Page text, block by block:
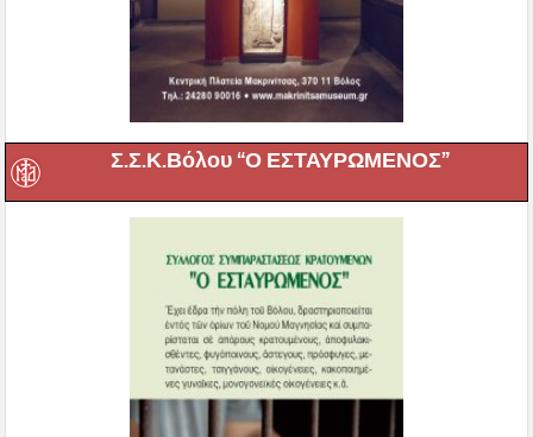
Σ.Σ.Κ.Βόλου “Ο ΕΣΤΑΥΡΩΜΕΝΟΣ”